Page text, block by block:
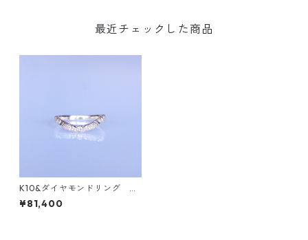
最近チェックした商品
K10&ダイヤモンドリング G
RADINA（グラディナ）
¥81,400